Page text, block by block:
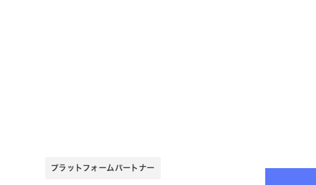
プラットフォームパートナー